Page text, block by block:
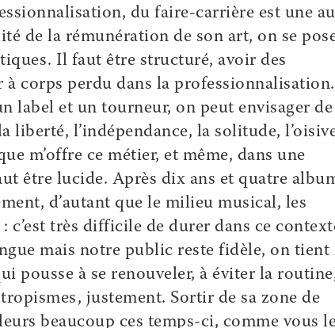
du faire-carrière est une
de la rémunération de son art, on se
Il faut être structuré, avoir des
corps perdu dans la professionnalisation.
label et un tourneur, on peut envisager de
liberté, l’indépendance, la solitude,
m’offre ce métier, et même, dans une
être lucide. Après dix ans et quatre
d’autant que le milieu musical, les
c’est très difficile de durer dans ce
mais notre public reste fidèle, on tient
pousse à se renouveler, à éviter la
justement. Sortir de sa zone de
beaucoup ces temps-ci, comme vous